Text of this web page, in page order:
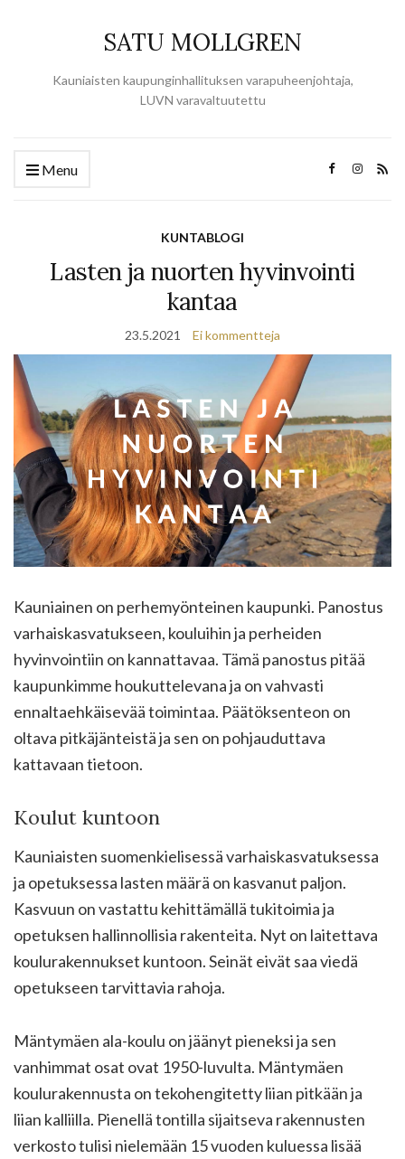
SATU MOLLGREN
Kauniaisten kaupunginhallituksen varapuheenjohtaja,
LUVN varavaltuutettu
Menu
KUNTABLOGI
Lasten ja nuorten hyvinvointi
kantaa
23.5.2021 Ei kommentteja
Kauniainen on perhemyönteinen kaupunki. Panostus
varhaiskasvatukseen, kouluihin ja perheiden
hyvinvointiin on kannattavaa. Tämä panostus pitää
kaupunkimme houkuttelevana ja on vahvasti
ennaltaehkäisevää toimintaa. Päätöksenteon on
oltava pitkäjänteistä ja sen on pohjauduttava
kattavaan tietoon.
Koulut kuntoon
Kauniaisten suomenkielisessä varhaiskasvatuksessa
ja opetuksessa lasten määrä on kasvanut paljon.
Kasvuun on vastattu kehittämällä tukitoimia ja
opetuksen hallinnollisia rakenteita. Nyt on laitettava
koulurakennukset kuntoon. Seinät eivät saa viedä
opetukseen tarvittavia rahoja.
Mäntymäen ala-koulu on jäänyt pieneksi ja sen
vanhimmat osat ovat 1950-luvulta. Mäntymäen
koulurakennusta on tekohengitetty liian pitkään ja
liian kalliilla. Pienellä tontilla sijaitseva rakennusten
verkosto tulisi nielemään 15 vuoden kuluessa lisää